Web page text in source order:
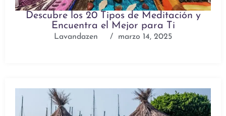
Descubre los 20 Tipos de Meditación y
Encuentra el Mejor para Ti
Lavandazen / marzo 14, 2025